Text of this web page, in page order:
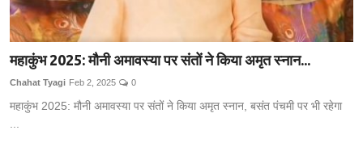
महाकुंभ 2025: मौनी अमावस्या पर संतों ने किया अमृत स्नान...
Chahat Tyagi Feb 2, 2025 0
महाकुंभ 2025: मौनी अमावस्या पर संतों ने किया अमृत स्नान, बसंत पंचमी पर भी रहेगा